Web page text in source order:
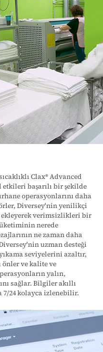
Clax® Advanced
etkileri başarılı bir şekilde
operasyonlarını daha
Diversey'nin yenilikçi
verimsizlikleri bir
nerede
ne zaman daha
uzman desteği
seviyelerini azaltır,
ve kalite ve
yalın,
sağlar. Bilgiler akıllı
7/24 kolayca izlenebilir.